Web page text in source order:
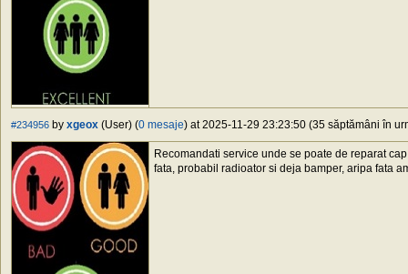
#234956 by xgeox (User) (0 mesaje) at 2025-11-29 23:23:50 (35 săptămâni în
Recomandati service unde se poate de reparat
fata, probabil radioator si deja bamper, aripa fata